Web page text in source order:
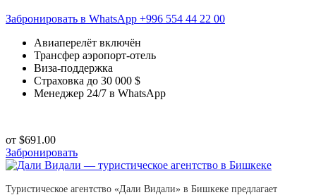
Забронировать в WhatsApp +996 554 44 22 00
Авиаперелёт включён
Трансфер аэропорт-отель
Виза-поддержка
Страховка до 30 000 $
Менеджер 24/7 в WhatsApp
от $691.00
Забронировать
Туристическое агентство «Дали Видали» в Бишкеке предлагает